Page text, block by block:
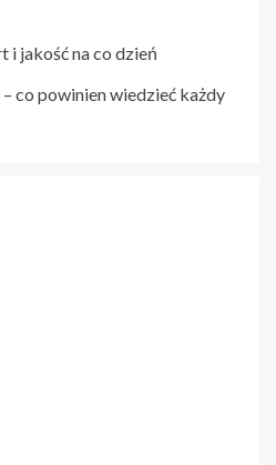
i jakość na co dzień
co powinien wiedzieć każdy